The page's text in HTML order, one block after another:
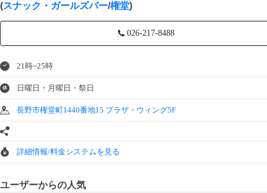
(スナック・ガールズバー/権堂)
026-217-8488
21時~25時
休 日曜日・月曜日・祭日
長野市権堂町1440番地15 プラザ・ウィング5F
詳細情報/料金システムを見る
ユーザーからの人気